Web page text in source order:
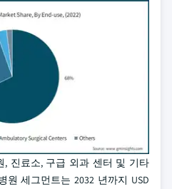
, 진료소, 구급 외과 센터 및 기타
원 세그먼트는 2032 년까지 USD